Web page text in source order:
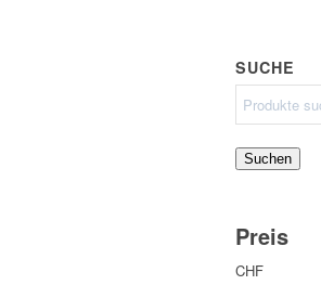
SUCHE
Suchen
Preis
CHF